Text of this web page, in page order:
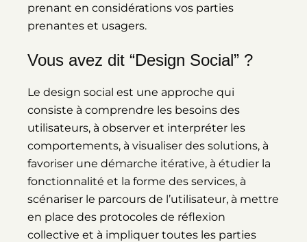
prenant en considérations vos parties
prenantes et usagers.
Vous avez dit “Design Social” ?
Le design social est une approche qui
consiste à comprendre les besoins des
utilisateurs, à observer et interpréter les
comportements, à visualiser des solutions, à
favoriser une démarche itérative, à étudier la
fonctionnalité et la forme des services, à
scénariser le parcours de l’utilisateur, à mettre
en place des protocoles de réflexion
collective et à impliquer toutes les parties